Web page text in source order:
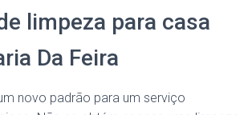
limpeza para casa
Da Feira
novo padrão para um serviço